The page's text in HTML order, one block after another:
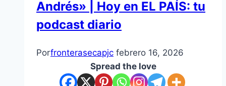
Andrés» | Hoy en EL PAÍS: tu
podcast diario
Porfronterasecapjc febrero 16, 2026
Spread the love